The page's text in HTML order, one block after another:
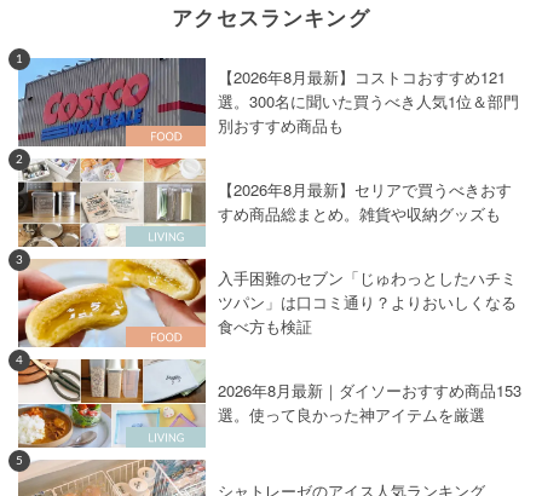
アクセスランキング
1
【2026年8月最新】コストコおすすめ121
選。300名に聞いた買うべき人気1位＆部門
別おすすめ商品も
2
【2026年8月最新】セリアで買うべきおす
すめ商品総まとめ。雑貨や収納グッズも
3
入手困難のセブン「じゅわっとしたハチミ
ツパン」は口コミ通り？よりおいしくなる
食べ方も検証
4
2026年8月最新｜ダイソーおすすめ商品153
選。使って良かった神アイテムを厳選
5
シャトレーゼのアイス人気ランキング